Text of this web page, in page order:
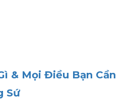
& Mọi Điều Bạn Cần
Sứ